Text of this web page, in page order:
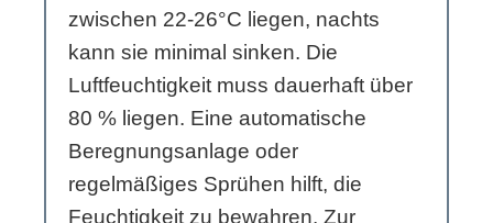
zwischen 22-26°C liegen, nachts
kann sie minimal sinken. Die
Luftfeuchtigkeit muss dauerhaft über
80 % liegen. Eine automatische
Beregnungsanlage oder
regelmäßiges Sprühen hilft, die
Feuchtigkeit zu bewahren. Zur